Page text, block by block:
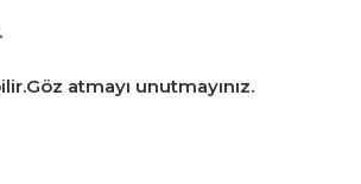
atmayı unutmayınız.